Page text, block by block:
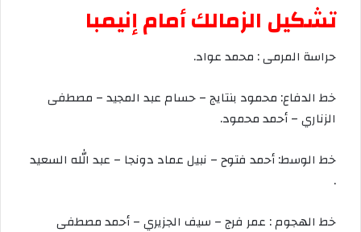
تشكيل الزمالكأمامإنيمبا
حراسة المرمى: محمدعواد.
خط الدفاع: محمود بنتايج–حسامعبد المجيد– مصطفى
الزناري–أحمدمحمود.
خط الوسط:أحمد فتوح– نبيلعماد دونجا – عبد الله السعيد
.
خط الهجوم: عمر فرج– سيف الجزيري–أحمدمصطفى